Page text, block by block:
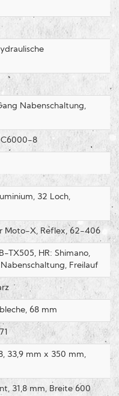
Nabenschaltung,
C6000-8
32 Loch,
Moto-X, Reflex, 62-406
TX505, HR: Shimano,
Freilauf
68 mm
33,9 mm x 350 mm,
31,8 mm, Breite 600